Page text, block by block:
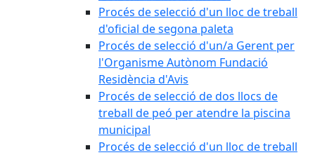
Procés de selecció d'un lloc de treball
d'oficial de segona paleta
Procés de selecció d'un/a Gerent per
l'Organisme Autònom Fundació
Residència d'Avis
Procés de selecció de dos llocs de
treball de peó per atendre la piscina
municipal
Procés de selecció d'un lloc de treball